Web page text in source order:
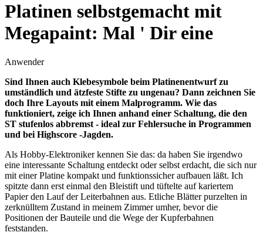
Platinen selbstgemacht mit
Megapaint: Mal ' Dir eine
Anwender
Sind Ihnen auch Klebesymbole beim Platinenentwurf zu
umständlich und ätzfeste Stifte zu ungenau? Dann zeichnen Sie
doch Ihre Layouts mit einem Malprogramm. Wie das
funktioniert, zeige ich Ihnen anhand einer Schaltung, die den
ST stufenlos abbremst - ideal zur Fehlersuche in Programmen
und bei Highscore -Jagden.
Als Hobby-Elektroniker kennen Sie das: da haben Sie irgendwo
eine interessante Schaltung entdeckt oder selbst erdacht, die sich nur
mit einer Platine kompakt und funktionssicher aufbauen läßt. Ich
spitzte dann erst einmal den Bleistift und tüftelte auf kariertem
Papier den Lauf der Leiterbahnen aus. Etliche Blätter purzelten in
zerknülltem Zustand in meinem Zimmer umher, bevor die
Positionen der Bauteile und die Wege der Kupferbahnen
feststanden.